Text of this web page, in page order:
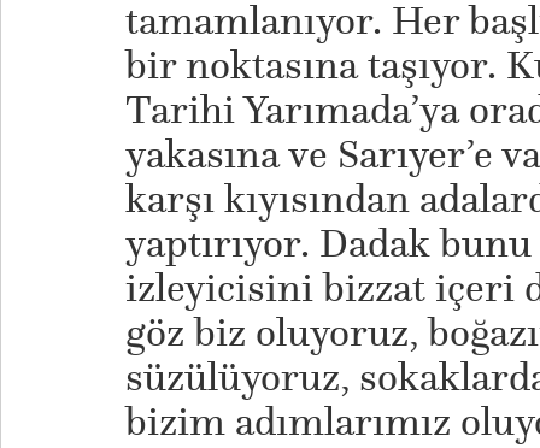
tamamlanıyor. Her
bir noktasına taşıyor.
Tarihi Yarımada’ya
yakasına ve Sarıyer’e
karşı kıyısından
yaptırıyor. Dadak
izleyicisini bizzat içeri
göz biz oluyoruz,
süzülüyoruz,
bizim adımlarımız